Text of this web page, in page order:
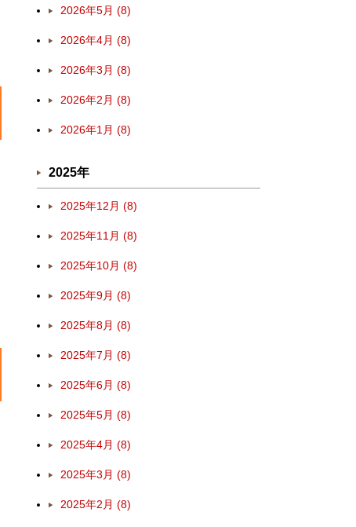
2026年5月 (8)
2026年4月 (8)
2026年3月 (8)
2026年2月 (8)
2026年1月 (8)
2025年
2025年12月 (8)
2025年11月 (8)
2025年10月 (8)
2025年9月 (8)
2025年8月 (8)
2025年7月 (8)
2025年6月 (8)
2025年5月 (8)
2025年4月 (8)
2025年3月 (8)
2025年2月 (8)